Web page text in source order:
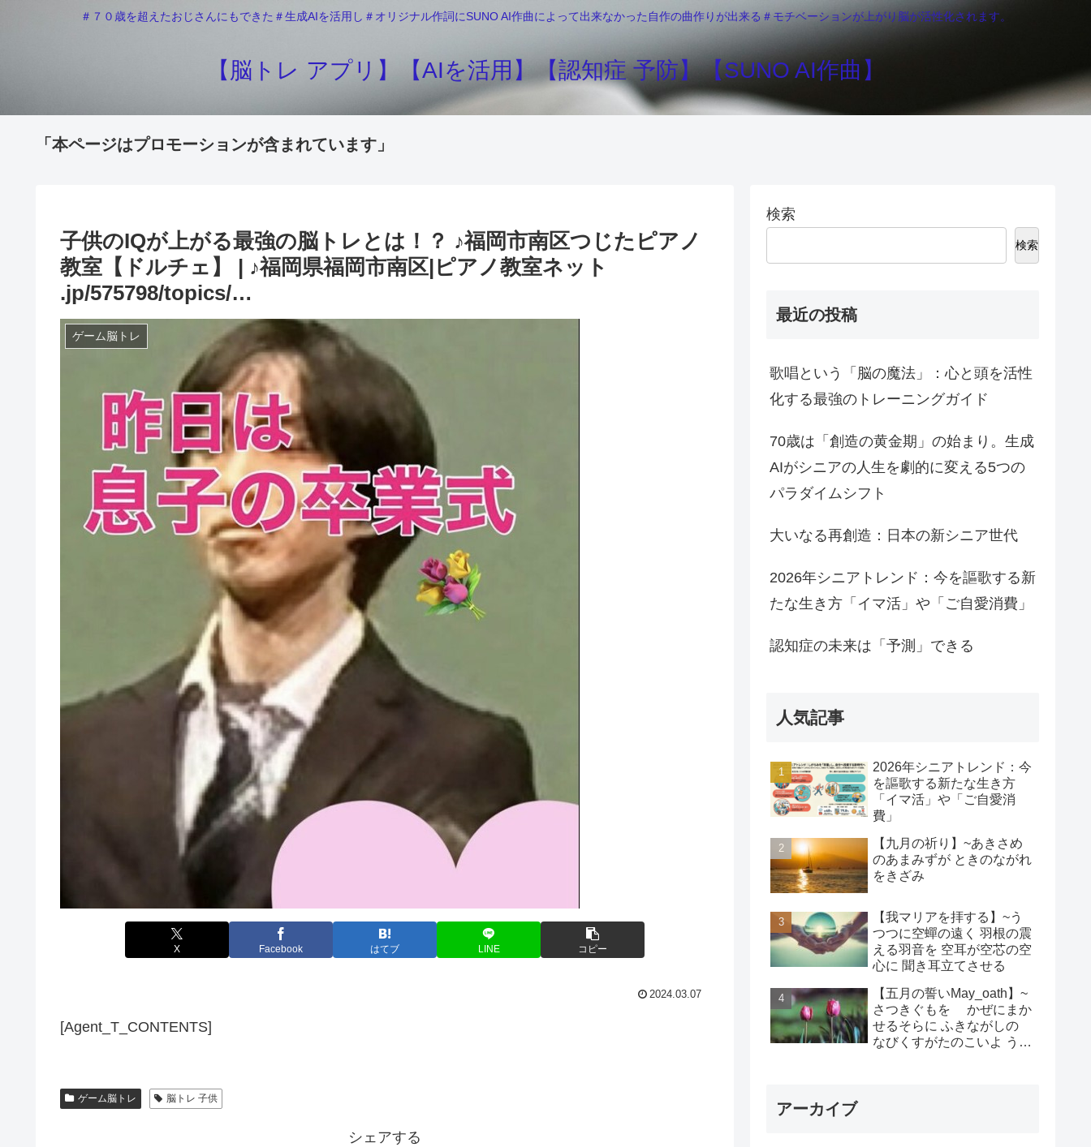
＃７０歳を超えたおじさんにもできた＃生成AIを活用し＃オリジナル作詞にSUNO AI作曲によって出来なかった自作の曲作りが出来る＃モチベーションが上がり脳が活性化されます。
【脳トレ アプリ】【AIを活用】【認知症 予防】【SUNO AI作曲】
「本ページはプロモーションが含まれています」
子供のIQが上がる最強の脳トレとは！？ ♪福岡市南区つじたピアノ
教室【ドルチェ】 | ♪福岡県福岡市南区|ピアノ教室ネット
.jp/575798/topics/…
ゲーム脳トレ
X Facebook はてブ LINE コピー
2024.03.07
[Agent_T_CONTENTS]
ゲーム脳トレ 脳トレ 子供
シェアする
検索
検索
最近の投稿
歌唱という「脳の魔法」：心と頭を活性
化する最強のトレーニングガイド
70歳は「創造の黄金期」の始まり。生成
AIがシニアの人生を劇的に変える5つの
パラダイムシフト
大いなる再創造：日本の新シニア世代
2026年シニアトレンド：今を謳歌する新
たな生き方「イマ活」や「ご自愛消費」
認知症の未来は「予測」できる
人気記事
2026年シニアトレンド：今
を謳歌する新たな生き方
「イマ活」や「ご自愛消
費」
【九月の祈り】~あきさめ
のあまみずが ときのながれ
をきざみ
【我マリアを拝する】~う
つつに空蟬の遠く 羽根の震
える羽音を 空耳が空芯の空
心に 聞き耳立てさせる
【五月の誓いMay_oath】~
さつきぐもを かぜにまか
せるそらに ふきながしの
なびくすがたのこいよ うま
アーカイブ